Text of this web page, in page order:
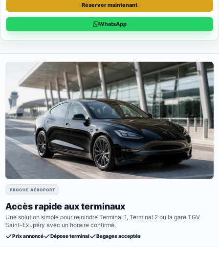
Réserver maintenant
WhatsApp
PROCHE AÉROPORT
Accès rapide aux terminaux
Une solution simple pour rejoindre Terminal 1, Terminal 2 ou la gare TGV
Saint-Exupéry avec un horaire confirmé.
Prix annoncé Dépose terminal Bagages acceptés